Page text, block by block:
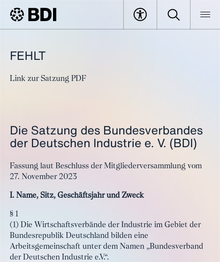
FEHLT
Link zur Satzung PDF
Die Satzung des Bundesverbandes
der Deutschen Industrie e. V. (BDI)
Fassung laut Beschluss der Mitgliederversammlung vom
27. November 2023
I. Name, Sitz, Geschäftsjahr und Zweck
§ 1
(1) Die Wirtschaftsverbände der Industrie im Gebiet der
Bundesrepublik Deutschland bilden eine
Arbeitsgemeinschaft unter dem Namen „Bundesverband
der Deutschen Industrie e.V.“.